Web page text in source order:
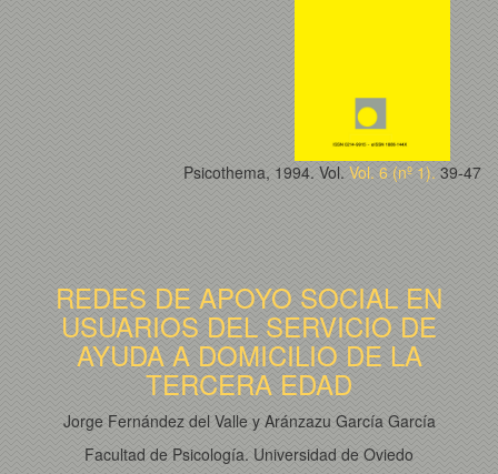
Psicothema, 1994. Vol. Vol. 6 (nº 1). 39-47
REDES DE APOYO SOCIAL EN
USUARIOS DEL SERVICIO DE
AYUDA A DOMICILIO DE LA
TERCERA EDAD
Jorge Fernández del Valle y Aránzazu García García
Facultad de Psicología. Universidad de Oviedo